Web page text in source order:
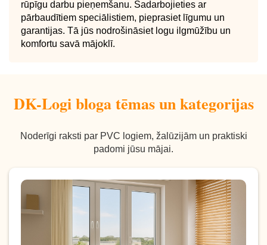
rūpīgu darbu pieņemšanu. Sadarbojieties ar
pārbaudītiem speciālistiem, pieprasiet līgumu un
garantijas. Tā jūs nodrošināsiet logu ilgmūžību un
komfortu savā mājoklī.
DK-Logi bloga tēmas un kategorijas
Noderīgi raksti par PVC logiem, žalūzijām un praktiski
padomi jūsu mājai.